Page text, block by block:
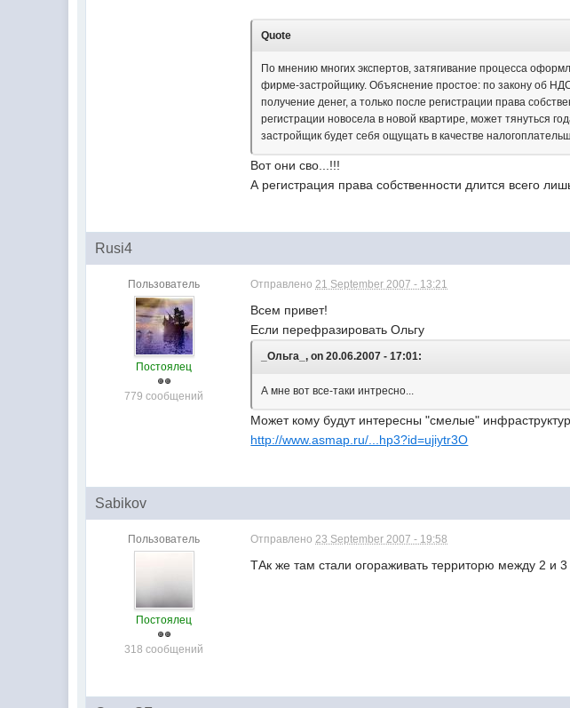
Quote
По мнению многих экспертов, затягивание процесса
фирме-застройщику. Объяснение простое: по закону об
получение денег, а только после регистрации права
регистрации новосела в новой квартире, может тянуться
застройщик будет себя ощущать в качестве
Вот они сво...!!!
А регистрация права собственности длится всего
Rusi4
Пользователь
Постоялец
779 сообщений
Отправлено21 September 2007 - 13:21
Всем привет!
Если перефразировать Ольгу
_Ольга_, on 20.06.2007 - 17:01:
А мне вот все-таки интресно...
Может кому будут интересны "смелые"
http://www.asmap.ru/...hp3?id=ujiytr3O
Sabikov
Пользователь
Постоялец
318 сообщений
Отправлено23 September 2007 - 19:58
ТАк же там стали огораживать территорю между 2 и